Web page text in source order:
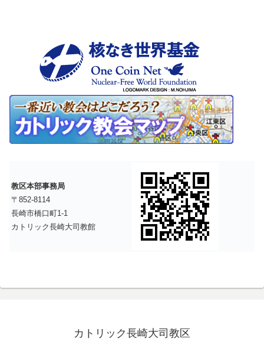
教区本部事務局
〒852-8114
長崎市橋口町1-1
カトリック長崎大司教館
カトリック長崎大司教区